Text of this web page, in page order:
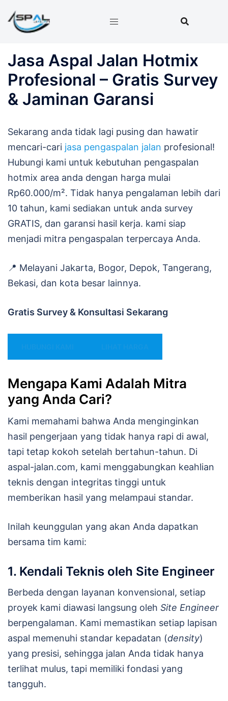
ke
Jasa Aspal Jalan Hotmix
Profesional – Gratis Survey
& Jaminan Garansi
Sekarang anda tidak lagi pusing dan hawatir
mencari-cari jasa pengaspalan jalan profesional!
Hubungi kami untuk kebutuhan pengaspalan
hotmix area anda dengan harga mulai
Rp60.000/m². Tidak hanya pengalaman lebih dari
10 tahun, kami sediakan untuk anda survey
GRATIS, dan garansi hasil kerja. kami siap
menjadi mitra pengaspalan terpercaya Anda.
📍 Melayani Jakarta, Bogor, Depok, Tangerang,
Bekasi, dan kota besar lainnya.
Gratis Survey & Konsultasi Sekarang
Mengapa Kami Adalah Mitra
yang Anda Cari?
Kami memahami bahwa Anda menginginkan
hasil pengerjaan yang tidak hanya rapi di awal,
tapi tetap kokoh setelah bertahun-tahun. Di
aspal-jalan.com, kami menggabungkan keahlian
teknis dengan integritas tinggi untuk
memberikan hasil yang melampaui standar.
Inilah keunggulan yang akan Anda dapatkan
bersama tim kami:
1. Kendali Teknis oleh Site Engineer
Berbeda dengan layanan konvensional, setiap
proyek kami diawasi langsung oleh Site Engineer
berpengalaman. Kami memastikan setiap lapisan
aspal memenuhi standar kepadatan (density)
yang presisi, sehingga jalan Anda tidak hanya
terlihat mulus, tapi memiliki fondasi yang
tangguh.